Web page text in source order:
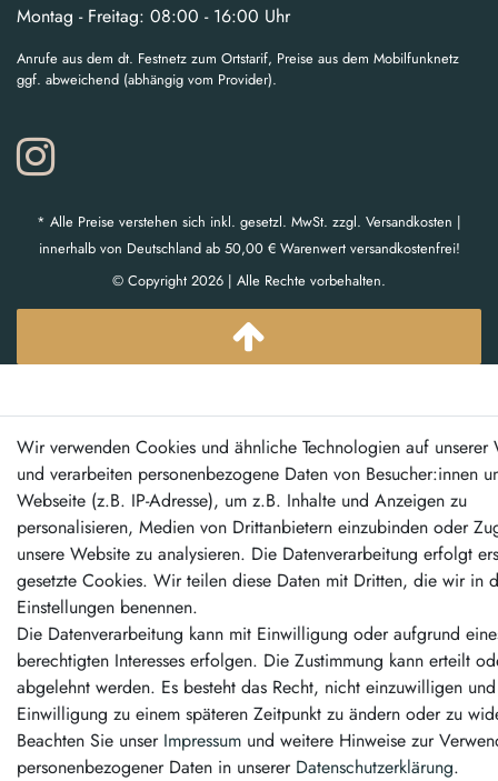
Montag - Freitag: 08:00 - 16:00 Uhr
Anrufe aus dem dt. Festnetz zum Ortstarif, Preise aus dem Mobilfunknetz
ggf. abweichend (abhängig vom Provider).
* Alle Preise verstehen sich inkl. gesetzl. MwSt. zzgl. Versandkosten |
innerhalb von Deutschland ab 50,00 € Warenwert versandkostenfrei!
© Copyright 2026 | Alle Rechte vorbehalten.
Wir verwenden Cookies und ähnliche Technologien auf unserer
und verarbeiten personenbezogene Daten von Besucher:innen
Webseite (z.B. IP-Adresse), um z.B. Inhalte und Anzeigen zu
personalisieren, Medien von Drittanbietern einzubinden oder
unsere Website zu analysieren. Die Datenverarbeitung erfolgt
gesetzte Cookies. Wir teilen diese Daten mit Dritten, die wir in
Einstellungen benennen.
Die Datenverarbeitung kann mit Einwilligung oder aufgrund
berechtigten Interesses erfolgen. Die Zustimmung kann erteilt
abgelehnt werden. Es besteht das Recht, nicht einzuwilligen
Einwilligung zu einem späteren Zeitpunkt zu ändern oder zu
Beachten Sie unser Impressum und weitere Hinweise zur
personenbezogener Daten in unserer Daten­schutz­erklärung.